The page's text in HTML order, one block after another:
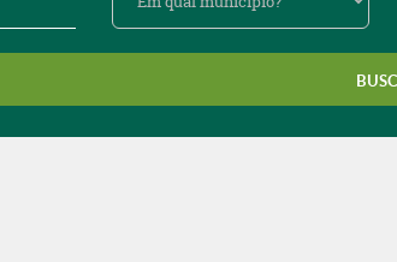
município?